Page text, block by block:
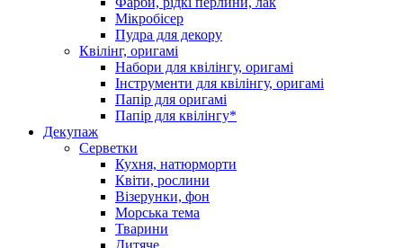
Мікробісер
Пудра для декору
Квілінг, оригамі
Набори для квілінгу, оригамі
Інструменти для квілінгу, оригамі
Папір для оригамі
Папір для квілінгу*
Декупаж
Серветки
Кухня, натюрморти
Квіти, рослини
Візерунки, фон
Морська тема
Тварини
Дитяче